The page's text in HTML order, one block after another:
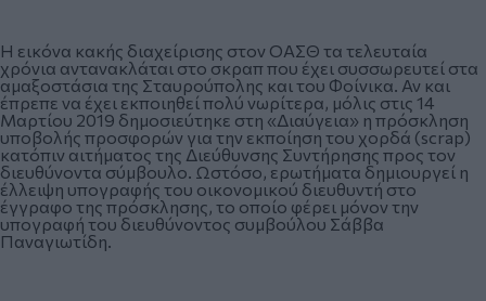
Η εικόνα κακής διαχείρισης στον ΟΑΣΘ τα τελευταία
χρόνια αντανακλάται στο σκραπ που έχει συσσωρευτεί στα
αμαξοστάσια της Σταυρούπολης και του Φοίνικα. Αν και
έπρεπε να έχει εκποιηθεί πολύ νωρίτερα, μόλις στις 14
Μαρτίου 2019 δημοσιεύτηκε στη «Διαύγεια» η πρόσκληση
υποβολής προσφορών για την εκποίηση του χορδά (scrap)
κατόπιν αιτήματος της Διεύθυνσης Συντήρησης προς τον
διευθύνοντα σύμβουλο. Ωστόσο, ερωτήματα δημιουργεί η
έλλειψη υπογραφής του οικονομικού διευθυντή στο
έγγραφο της πρόσκλησης, το οποίο φέρει μόνον την
υπογραφή του διευθύνοντος συμβούλου Σάββα
Παναγιωτίδη.